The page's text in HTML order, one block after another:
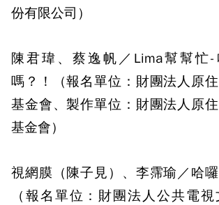
份有限公司）
陳君瑋、蔡逸帆／Lima幫幫忙-
嗎？！（報名單位：財團法人原
基金會、製作單位：財團法人原
基金會）
視網膜（陳子見）、李霈瑜／哈
（報名單位：財團法人公共電